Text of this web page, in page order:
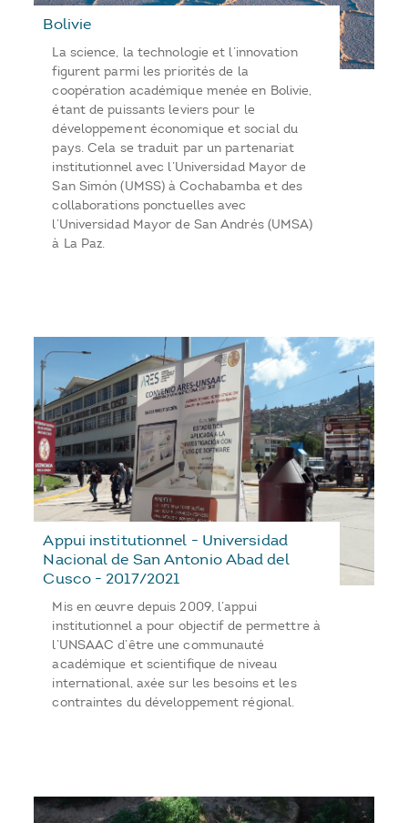
Bolivie
La science, la technologie et l’innovation
figurent parmi les priorités de la
coopération académique menée en Bolivie,
étant de puissants leviers pour le
développement économique et social du
pays. Cela se traduit par un partenariat
institutionnel avec l’Universidad Mayor de
San Simón (UMSS) à Cochabamba et des
collaborations ponctuelles avec
l’Universidad Mayor de San Andrés (UMSA)
à La Paz.
Appui institutionnel - Universidad
Nacional de San Antonio Abad del
Cusco - 2017/2021
Mis en œuvre depuis 2009, l’appui
institutionnel a pour objectif de permettre à
l’UNSAAC d’être une communauté
académique et scientifique de niveau
international, axée sur les besoins et les
contraintes du développement régional.